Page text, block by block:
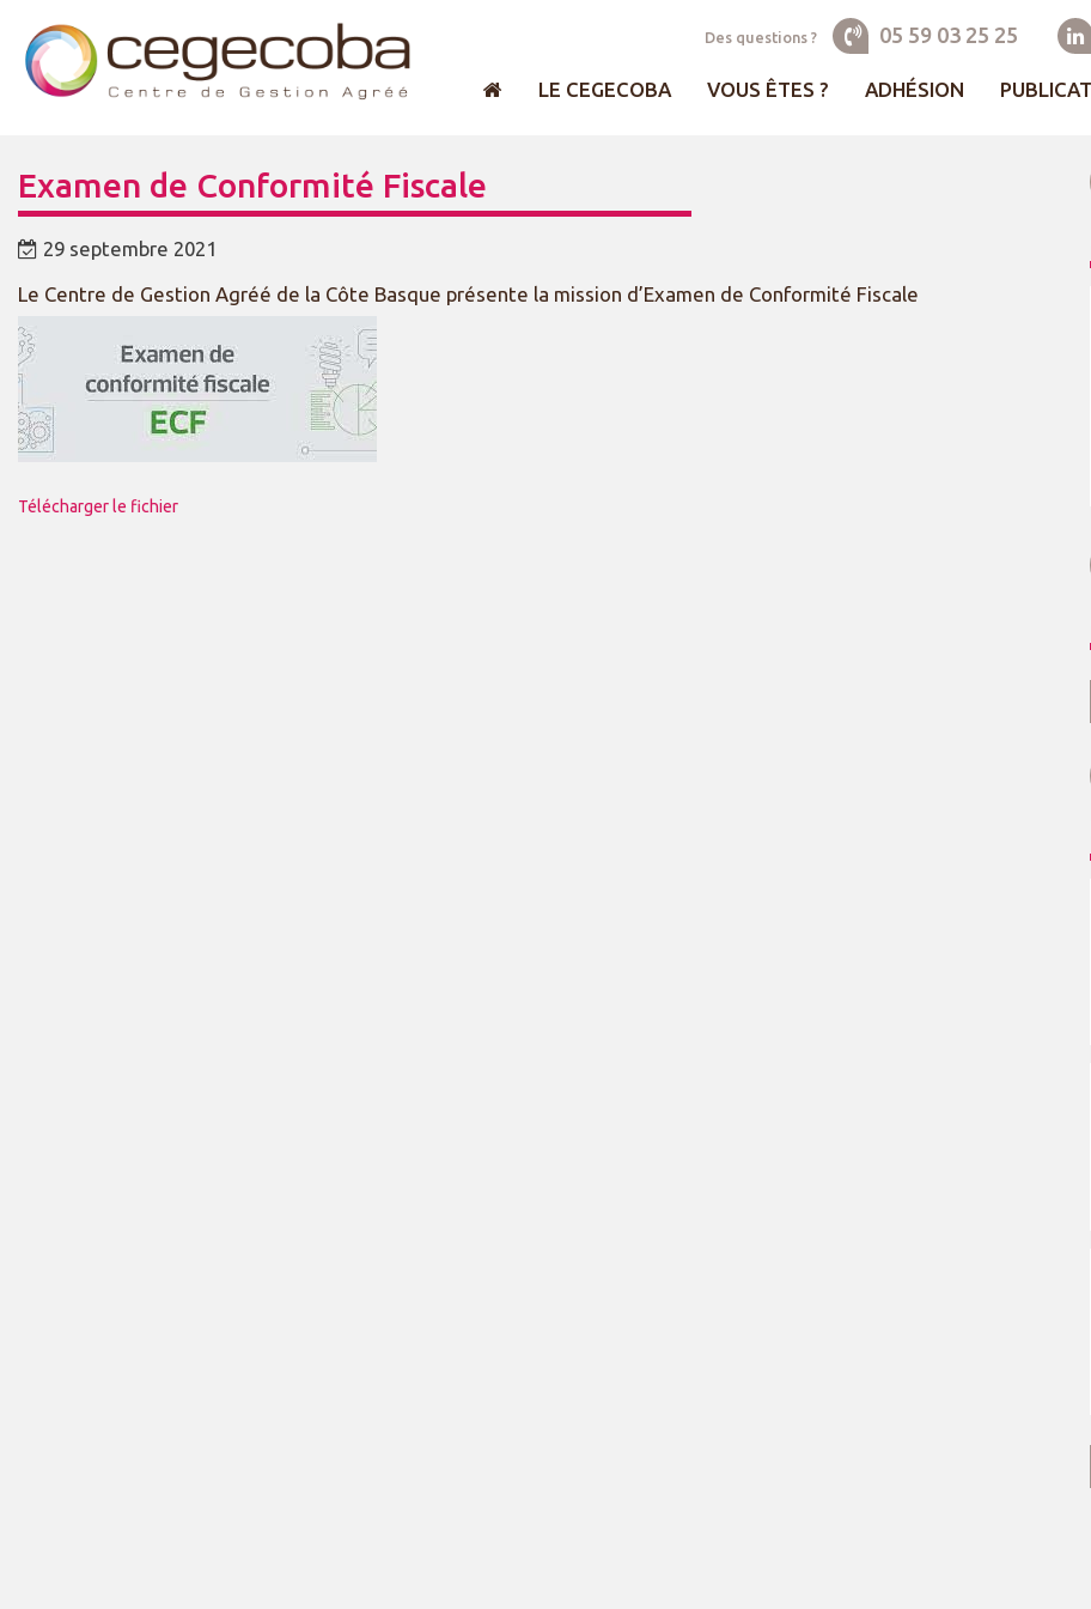
Des questions ? 05 59 03 25 25
LE CEGECOBA VOUS ÊTES ? ADHÉSION
Examen de Conformité Fiscale
29 septembre 2021
Le Centre de Gestion Agréé de la Côte Basque présente la mission d’Examen de Conformité Fiscale
Télécharger le fichier